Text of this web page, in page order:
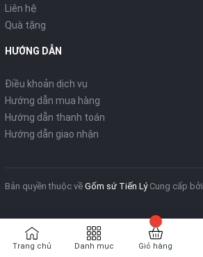
Liên hệ
Quà tặng
HƯỚNG DẪN
Điều khoản dịch vụ
Hướng dẫn mua hàng
Hướng dẫn thanh toán
Hướng dẫn giao nhận
Bản quyền thuộc về Gốm sứ Tiến Lý Cung cấp bởi
Trang chủ Danh mục Giỏ hàng